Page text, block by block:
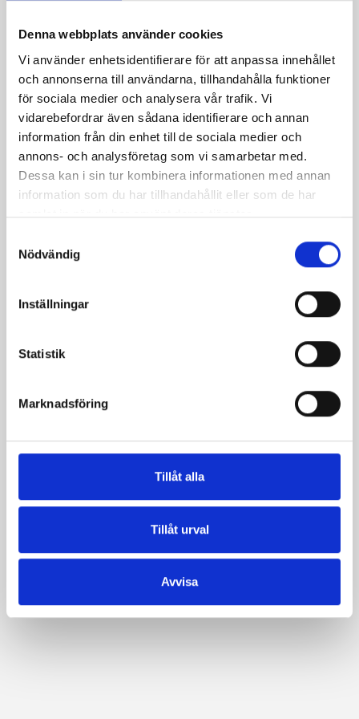
Denna webbplats använder cookies
Vi använder enhetsidentifierare för att anpassa innehållet
och annonserna till användarna, tillhandahålla funktioner
för sociala medier och analysera vår trafik. Vi
vidarebefordrar även sådana identifierare och annan
information från din enhet till de sociala medier och
annons- och analysföretag som vi samarbetar med.
Dessa kan i sin tur kombinera informationen med annan
information som du har tillhandahållit eller som de har
samlat in när du har använt deras tjänster.
Nödvändig
Inställningar
Statistik
Marknadsföring
Tillåt alla
Tillåt urval
Avvisa